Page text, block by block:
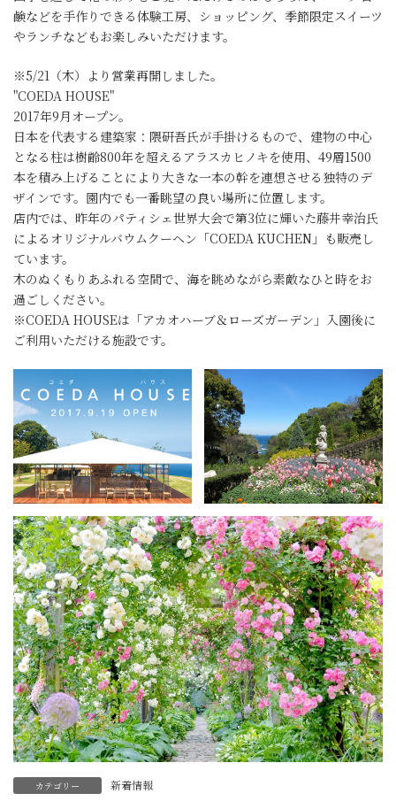
鹸などを手作りできる体験工房、ショッピング、季節限定スイーツ
やランチなどもお楽しみいただけます。
※5/21（木）より営業再開しました。
"COEDA HOUSE"
2017年9月オープン。
日本を代表する建築家：隈研吾氏が手掛けるもので、建物の中心
となる柱は樹齢800年を超えるアラスカヒノキを使用、49層1500
本を積み上げることにより大きな一本の幹を連想させる独特のデ
ザインです。園内でも一番眺望の良い場所に位置します。
店内では、昨年のパティシェ世界大会で第3位に輝いた藤井幸治氏
によるオリジナルバウムクーヘン「COEDA KUCHEN」も販売し
ています。
木のぬくもりあふれる空間で、海を眺めながら素敵なひと時をお
過ごしください。
※COEDA HOUSEは「アカオハーブ＆ローズガーデン」入園後に
ご利用いただける施設です。
カテゴリー 新着情報